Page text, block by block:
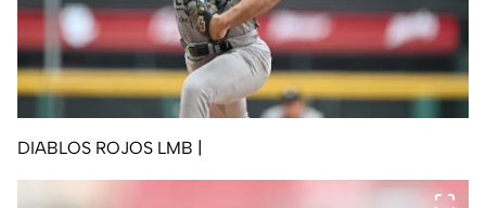
DIABLOS ROJOS LMB |